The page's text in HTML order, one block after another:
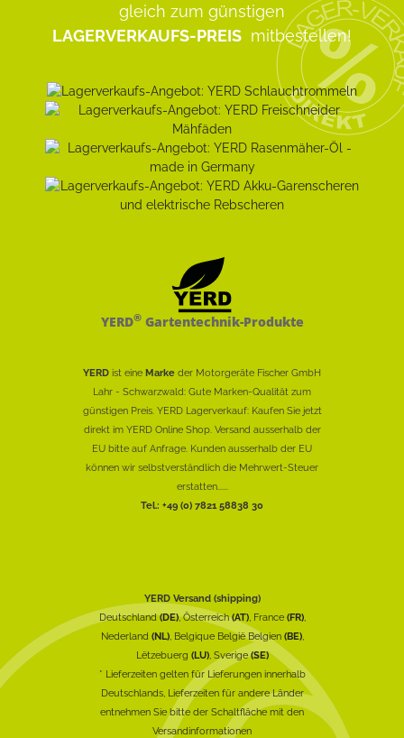
gleich zum günstigen
LAGERVERKAUFS-PREIS mitbestellen!
YERD®Gartentechnik-Produkte
YERD ist eine Marke der Motorgeräte Fischer GmbH
Lahr - Schwarzwald: Gute Marken-Qualität zum
günstigen Preis. YERD Lagerverkauf: Kaufen Sie jetzt
direkt im YERD Online Shop. Versand ausserhalb der
EU bitte auf Anfrage. Kunden ausserhalb der EU
können wir selbstverständlich die Mehrwert-Steuer
erstatten......
Tel.: +49 (0) 7821 58838 30
YERD Versand (shipping)
Deutschland(DE), Österreich(AT), France (FR),
Nederland (NL), Belgique België Belgien (BE),
Lëtzebuerg (LU), Sverige(SE)
* Lieferzeiten gelten für Lieferungen innerhalb
Deutschlands, Lieferzeiten für andere Länder
entnehmen Sie bitte der Schaltfläche mit den
Versandinformationen